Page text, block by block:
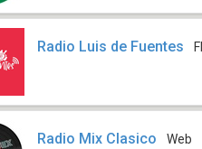
Radio Luis de Fuentes
Radio Mix Clasico Web